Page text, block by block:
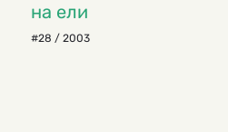
на ели
#28 / 2003